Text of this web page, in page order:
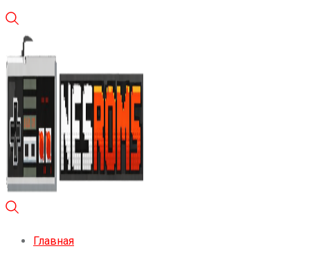
Главная